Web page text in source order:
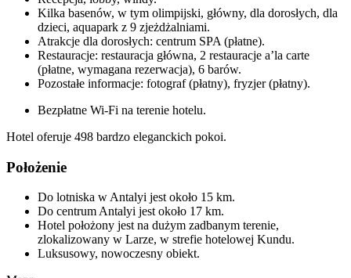
Kilka basenów, w tym olimpijski, główny, dla dorosłych, dla
dzieci, aquapark z 9 zjeżdżalniami.
Atrakcje dla dorosłych: centrum SPA (płatne).
Restauracje: restauracja główna, 2 restauracje a’la carte
(płatne, wymagana rezerwacja), 6 barów.
Pozostałe informacje: fotograf (płatny), fryzjer (płatny).
Bezpłatne Wi-Fi na terenie hotelu.
Hotel oferuje 498 bardzo eleganckich pokoi.
Położenie
Do lotniska w Antalyi jest około 15 km.
Do centrum Antalyi jest około 17 km.
Hotel położony jest na dużym zadbanym terenie,
zlokalizowany w Larze, w strefie hotelowej Kundu.
Luksusowy, nowoczesny obiekt.